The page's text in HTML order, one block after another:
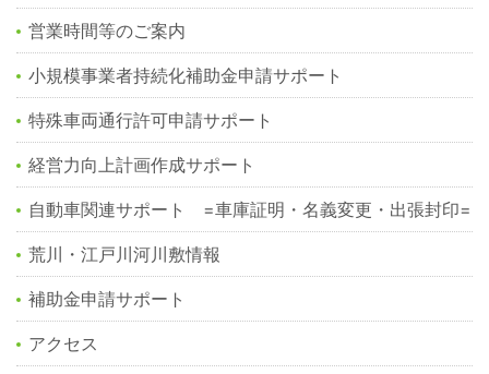
営業時間等のご案内
小規模事業者持続化補助金申請サポート
特殊車両通行許可申請サポート
経営力向上計画作成サポート
自動車関連サポート =車庫証明・名義変更・出張封印=
荒川・江戸川河川敷情報
補助金申請サポート
アクセス